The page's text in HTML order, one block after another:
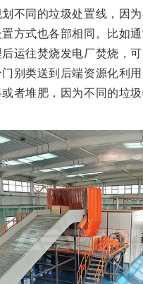
不同的垃圾处置线，因
置方式也各部相同。比如
运往焚烧发电厂焚烧，
别类送到后端资源化利
者堆肥，因为不同的垃